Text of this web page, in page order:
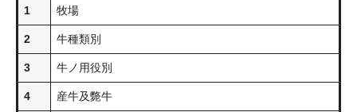
1 牧場
2 牛種類別
3 牛ノ用役別
4 産牛及斃牛